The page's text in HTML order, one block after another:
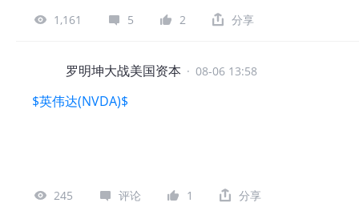
1,161 5 2 分享
罗明坤大战美国资本 · 08-06 13:58
$英伟达(NVDA)$
245 评论 1 分享